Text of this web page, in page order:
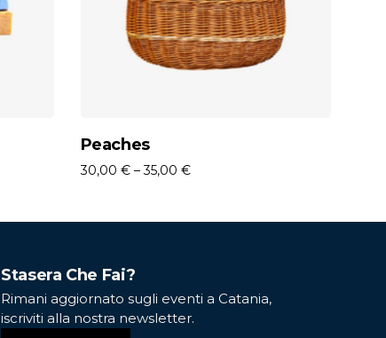
Peaches
30,00 €–35,00 €
Stasera Che Fai?
Rimani aggiornato sugli eventi a Catania,
iscriviti alla nostra newsletter.